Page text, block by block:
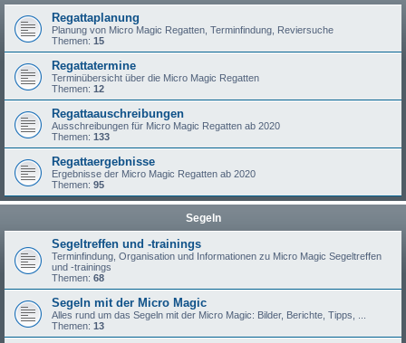
Regattaplanung
Planung von Micro Magic Regatten, Terminfindung, Reviersuche
Themen: 15
Regattatermine
Terminübersicht über die Micro Magic Regatten
Themen: 12
Regattaauschreibungen
Ausschreibungen für Micro Magic Regatten ab 2020
Themen: 133
Regattaergebnisse
Ergebnisse der Micro Magic Regatten ab 2020
Themen: 95
Segeln
Segeltreffen und -trainings
Terminfindung, Organisation und Informationen zu Micro Magic Segeltreffen
und -trainings
Themen: 68
Segeln mit der Micro Magic
Alles rund um das Segeln mit der Micro Magic: Bilder, Berichte, Tipps, ...
Themen: 13